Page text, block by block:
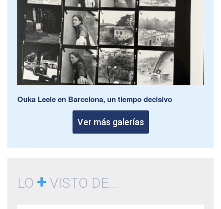
Ouka Leele en Barcelona, un tiempo decisivo
Ver más galerías
LO + VISTO DE...